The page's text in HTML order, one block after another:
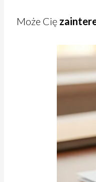
Może Cię